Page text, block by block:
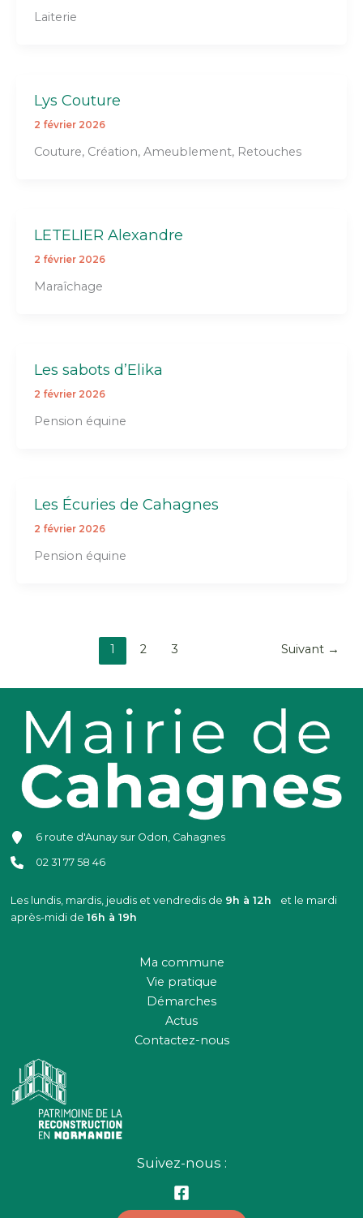
Laiterie
Lys Couture
2 février 2026
Couture, Création, Ameublement, Retouches
LETELIER Alexandre
2 février 2026
Maraîchage
Les sabots d’Elika
2 février 2026
Pension équine
Les Écuries de Cahagnes
2 février 2026
Pension équine
1 2 3 Suivant →
6 route d'Aunay sur Odon, Cahagnes
02 31 77 58 46
Les lundis, mardis, jeudis et vendredis de 9h à 12h et le mardi
après-midi de16h à 19h
Ma commune
Vie pratique
Démarches
Actus
Contactez-nous
Suivez-nous :